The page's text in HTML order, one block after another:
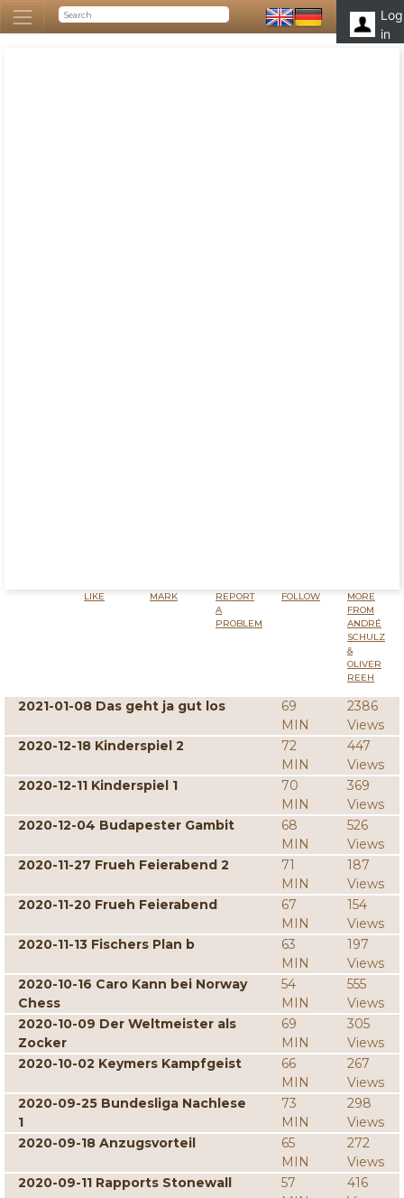
Log
in
LIKE MARK
REPORT
A
PROBLEM
FOLLOW
MORE
FROM
ANDRÉ
SCHULZ
&
OLIVER
REEH
2021-01-08 Das geht ja gut los
69
MIN
2386
Views
2020-12-18 Kinderspiel 2
72
MIN
447
Views
2020-12-11 Kinderspiel 1
70
MIN
369
Views
2020-12-04 Budapester Gambit
68
MIN
526
Views
2020-11-27 Frueh Feierabend 2
71
MIN
187
Views
2020-11-20 Frueh Feierabend
67
MIN
154
Views
2020-11-13 Fischers Plan b
63
MIN
197
Views
2020-10-16 Caro Kann bei Norway
Chess
54
MIN
555
Views
2020-10-09 Der Weltmeister als
Zocker
69
MIN
305
Views
2020-10-02 Keymers Kampfgeist
66
MIN
267
Views
2020-09-25 Bundesliga Nachlese
1
73
MIN
298
Views
2020-09-18 Anzugsvorteil
65
MIN
272
Views
2020-09-11 Rapports Stonewall
57
416